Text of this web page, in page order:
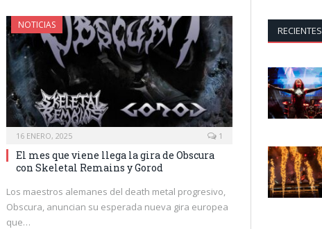
NOTICIAS
16 ENERO, 2025 1
El mes que viene llega la gira de Obscura
con Skeletal Remains y Gorod
Los maestros alemanes del death metal progresivo,
Obscura, anuncian su esperada nueva gira europea
que…
RECIENTES